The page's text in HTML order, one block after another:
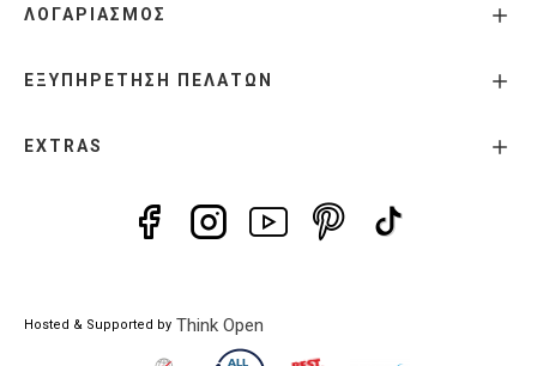
ΛΟΓΑΡΙΑΣΜΟΣ
ΕΞΥΠΗΡΕΤΗΣΗ ΠΕΛΑΤΩΝ
EXTRAS
Hosted & Supported by Think Open